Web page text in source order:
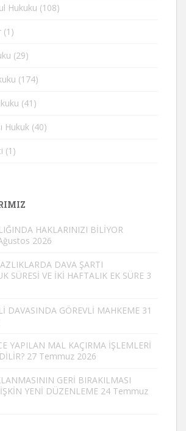
Hukuku (108)
(1)
(29)
(174)
(41)
Hukuk (40)
(1)
HAKLARINIZI BİLİYOR
2026
DAVA ŞARTI
SÜRESİ VE İKİ HAFTALIK EK SÜRE 3
DAVASINDA GÖREVLİ MAHKEME 31
YAPILAN MAL KAÇIRMA İŞLEMLERİ
27 Temmuz 2026
GERİ BIRAKILMASI
YENİ DÜZENLEME 24 Temmuz